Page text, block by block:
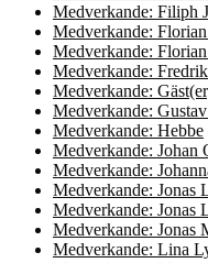
Medverkande: Filiph
Medverkande:
Medverkande:
Medverkande:
Medverkande:
Medverkande:
Medverkande: Hebbe
Medverkande: Johan
Medverkande:
Medverkande: Jonas
Medverkande: Jonas
Medverkande: Jonas
Medverkande: Lina